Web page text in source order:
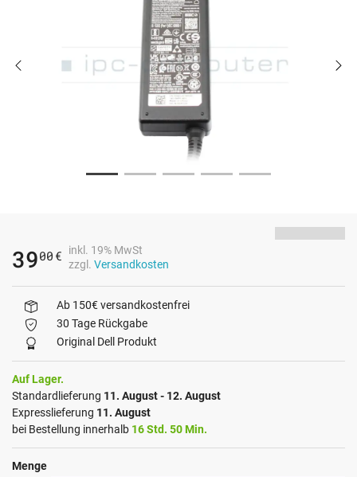
3900 €
inkl. 19% MwSt
zzgl. Versandkosten
Ab 150€ versandkostenfrei
30 Tage Rückgabe
Original Dell Produkt
Auf Lager.
Standardlieferung 11. August - 12. August
Expresslieferung 11. August
bei Bestellung innerhalb 16 Std. 50 Min.
Menge